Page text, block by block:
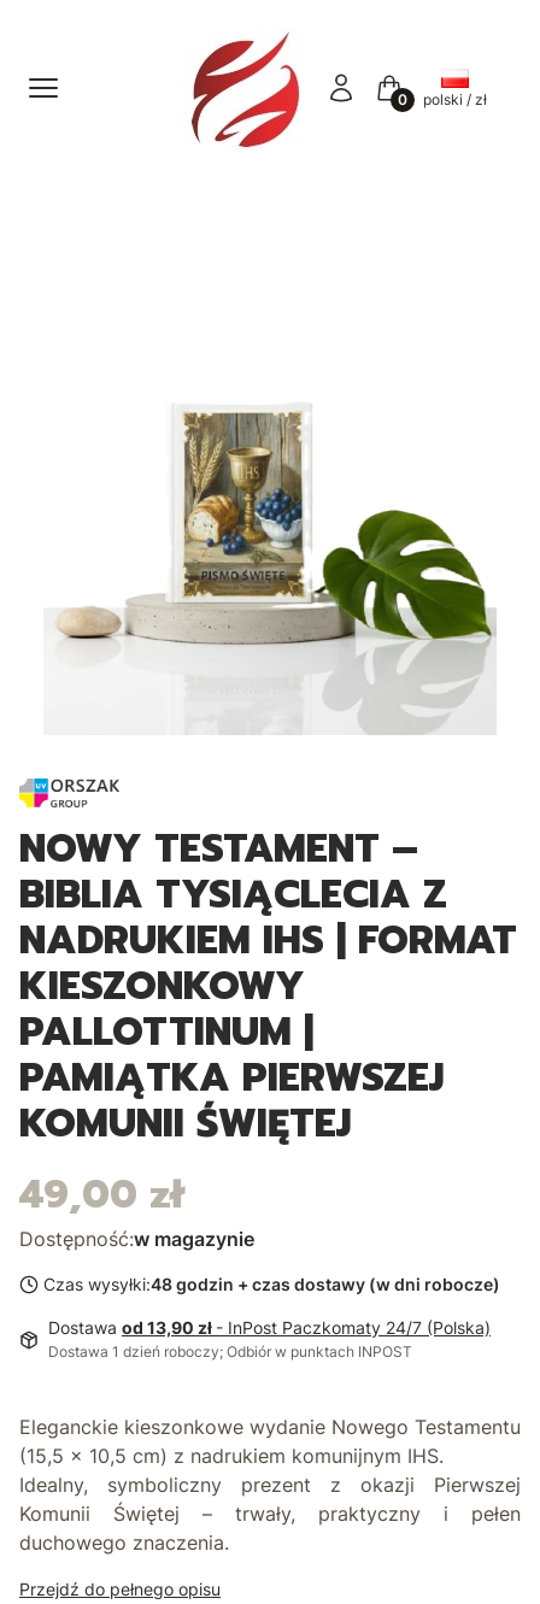
Menu Zaloguj sięKoszyk
polski / zł
NOWY TESTAMENT –
BIBLIA TYSIĄCLECIA Z
NADRUKIEM IHS | FORMAT
KIESZONKOWY
PALLOTTINUM |
PAMIĄTKA PIERWSZEJ
KOMUNII ŚWIĘTEJ
Cena
49,00 zł
Dostępność:w magazynie
Czas wysyłki:48 godzin + czas dostawy (w dni robocze)
Dostawa od 13,90 zł - InPost Paczkomaty 24/7 (Polska)
Dostawa 1 dzień roboczy; Odbiór w punktach INPOST
Eleganckie kieszonkowe wydanie Nowego Testamentu
(15,5 × 10,5 cm) z nadrukiem komunijnym IHS.
Idealny, symboliczny prezent z okazji Pierwszej
Komunii Świętej – trwały, praktyczny i pełen
duchowego znaczenia.
Przejdź do pełnego opisu